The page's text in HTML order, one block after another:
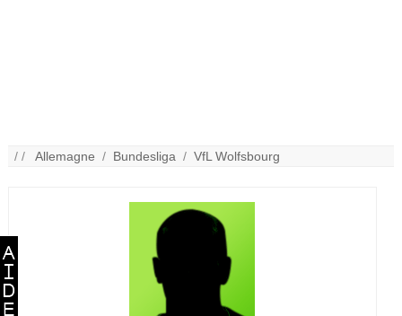
/ /Allemagne / Bundesliga /VfL Wolfsbourg